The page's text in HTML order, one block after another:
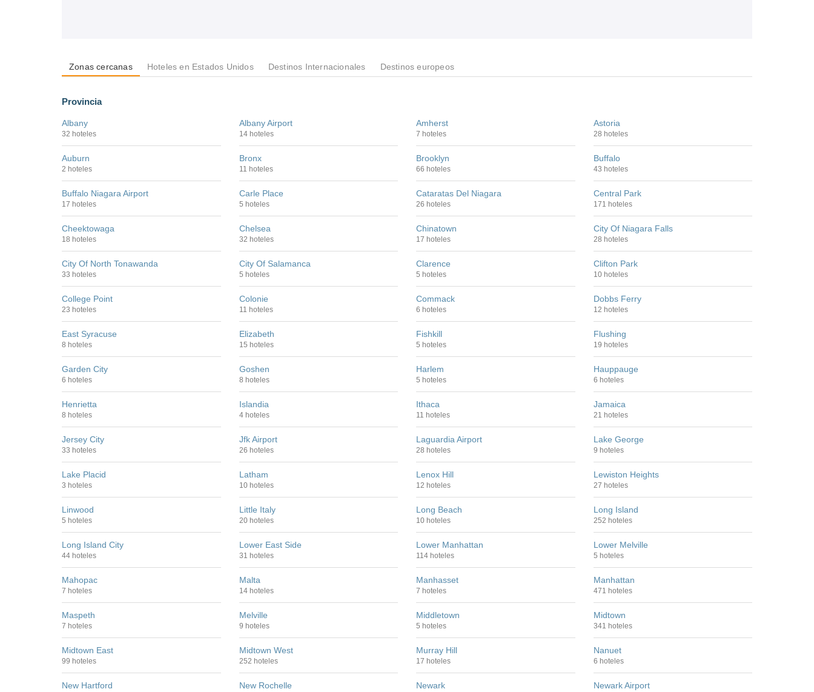
Zonas cercanas Hoteles en Estados Unidos Destinos Internacionales Destinos europeos
Provincia
Albany
32 hoteles
Albany Airport
14 hoteles
Amherst
7 hoteles
Astoria
28 hoteles
Auburn
2 hoteles
Bronx
11 hoteles
Brooklyn
66 hoteles
Buffalo
43 hoteles
Buffalo Niagara Airport
17 hoteles
Carle Place
5 hoteles
Cataratas Del Niagara
26 hoteles
Central Park
171 hoteles
Cheektowaga
18 hoteles
Chelsea
32 hoteles
Chinatown
17 hoteles
City Of Niagara Falls
28 hoteles
City Of North Tonawanda
33 hoteles
City Of Salamanca
5 hoteles
Clarence
5 hoteles
Clifton Park
10 hoteles
College Point
23 hoteles
Colonie
11 hoteles
Commack
6 hoteles
Dobbs Ferry
12 hoteles
East Syracuse
8 hoteles
Elizabeth
15 hoteles
Fishkill
5 hoteles
Flushing
19 hoteles
Garden City
6 hoteles
Goshen
8 hoteles
Harlem
5 hoteles
Hauppauge
6 hoteles
Henrietta
8 hoteles
Islandia
4 hoteles
Ithaca
11 hoteles
Jamaica
21 hoteles
Jersey City
33 hoteles
Jfk Airport
26 hoteles
Laguardia Airport
28 hoteles
Lake George
9 hoteles
Lake Placid
3 hoteles
Latham
10 hoteles
Lenox Hill
12 hoteles
Lewiston Heights
27 hoteles
Linwood
5 hoteles
Little Italy
20 hoteles
Long Beach
10 hoteles
Long Island
252 hoteles
Long Island City
44 hoteles
Lower East Side
31 hoteles
Lower Manhattan
114 hoteles
Lower Melville
5 hoteles
Mahopac
7 hoteles
Malta
14 hoteles
Manhasset
7 hoteles
Manhattan
471 hoteles
Maspeth
7 hoteles
Melville
9 hoteles
Middletown
5 hoteles
Midtown
341 hoteles
Midtown East
99 hoteles
Midtown West
252 hoteles
Murray Hill
17 hoteles
Nanuet
6 hoteles
New Hartford New Rochelle Newark Newark Airport